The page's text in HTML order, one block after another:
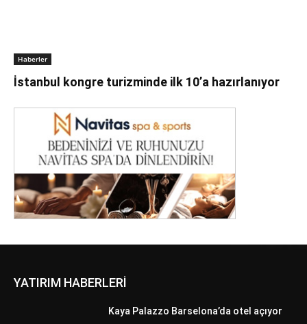
Haberler
İstanbul kongre turizminde ilk 10’a hazırlanıyor
YATIRIM HABERLERİ
Kaya Palazzo Barselona’da otel açıyor